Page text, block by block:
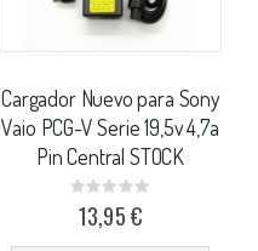
Cargador Nuevo para Sony
Vaio PCG-V Serie 19,5v 4,7a
Pin Central STOCK
Rating:
0%13,95 €